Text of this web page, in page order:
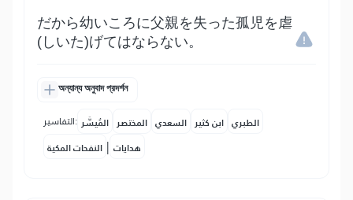
だから幼いころに父親を失った孤児を虐
(しいた)げてはならない。
অন্যান্য অনুবাদ প্রদর্শন
التفاسير: المُيسَّر المختصر السعدي ابن كثير الطبري
النفحات المكية | هدايات